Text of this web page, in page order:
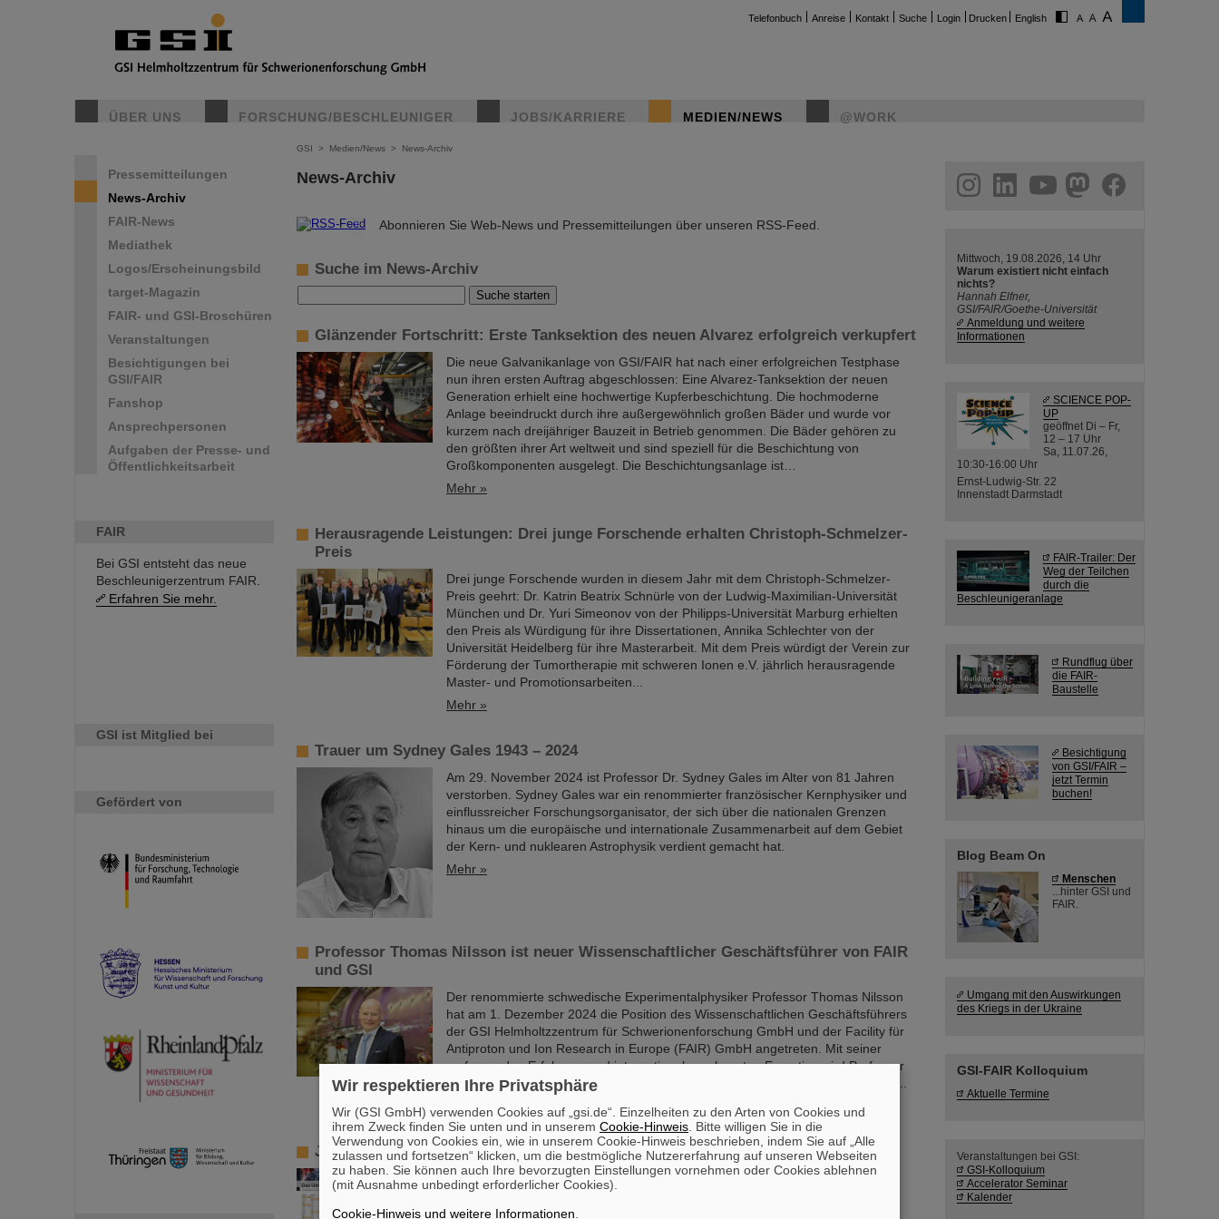
Telefonbuch Anreise Kontakt Suche Login Drucken English
ÜBER UNS FORSCHUNG/BESCHLEUNIGER JOBS/KARRIERE MEDIEN/NEWS @WORK
Pressemitteilungen
News-Archiv
FAIR-News
Mediathek
Logos/Erscheinungsbild
target-Magazin
FAIR- und GSI-Broschüren
Veranstaltungen
Besichtigungen bei
GSI/FAIR
Fanshop
Ansprechpersonen
Aufgaben der Presse- und
Öffentlichkeitsarbeit
FAIR
Bei GSI entsteht das neue
Beschleunigerzentrum FAIR.
Erfahren Sie mehr.
GSI ist Mitglied bei
Gefördert von
GSI > Medien/News > News-Archiv
News-Archiv
© Abonnieren Sie Web-News und Pressemitteilungen über unseren RSS-Feed.
Suche im News-Archiv
Glänzender Fortschritt: Erste Tanksektion des neuen Alvarez erfolgreich verkupfert
Die neue Galvanikanlage von GSI/FAIR hat nach einer erfolgreichen Testphase
nun ihren ersten Auftrag abgeschlossen: Eine Alvarez-Tanksektion der neuen
Generation erhielt eine hochwertige Kupferbeschichtung. Die hochmoderne
Anlage beeindruckt durch ihre außergewöhnlich großen Bäder und wurde vor
kurzem nach dreijähriger Bauzeit in Betrieb genommen. Die Bäder gehören zu
den größten ihrer Art weltweit und sind speziell für die Beschichtung von
Großkomponenten ausgelegt. Die Beschichtungsanlage ist…
Mehr »
Herausragende Leistungen: Drei junge Forschende erhalten Christoph-Schmelzer-
Preis
Drei junge Forschende wurden in diesem Jahr mit dem Christoph-Schmelzer-
Preis geehrt: Dr. Katrin Beatrix Schnürle von der Ludwig-Maximilian-Universität
München und Dr. Yuri Simeonov von der Philipps-Universität Marburg erhielten
den Preis als Würdigung für ihre Dissertationen, Annika Schlechter von der
Universität Heidelberg für ihre Masterarbeit. Mit dem Preis würdigt der Verein zur
Förderung der Tumortherapie mit schweren Ionen e.V. jährlich herausragende
Master- und Promotionsarbeiten...
Mehr »
Trauer um Sydney Gales 1943 – 2024
Am 29. November 2024 ist Professor Dr. Sydney Gales im Alter von 81 Jahren
verstorben. Sydney Gales war ein renommierter französischer Kernphysiker und
einflussreicher Forschungsorganisator, der sich über die nationalen Grenzen
hinaus um die europäische und internationale Zusammenarbeit auf dem Gebiet
der Kern- und nuklearen Astrophysik verdient gemacht hat.
Mehr »
Professor Thomas Nilsson ist neuer Wissenschaftlicher Geschäftsführer von FAIR
und GSI
Der renommierte schwedische Experimentalphysiker Professor Thomas Nilsson
hat am 1. Dezember 2024 die Position des Wissenschaftlichen Geschäftsführers
der GSI Helmholtzzentrum für Schwerionenforschung GmbH und der Facility für
Antiproton und Ion Research in Europe (FAIR) GmbH angetreten. Mit seiner
umfassenden Erfahrung und international anerkannten Expertise wird Professor
Thomas Nilsson die wissenschaftliche Entwicklung der Forschungseinrichtung ...
Mehr »
Jahreskalender von GSI und FAIR ab sofort erhältlich
Der beliebte Jahreskalender von GSI und FAIR ist wieder erhältlich! Der
großformatige DIN-A2-Kalender bietet wie gewohnt eine übersichtliche
Darstellung aller Feiertage und Schulferien sowie ausreichend Platz für
helmholtz.social
facebook
Mittwoch, 19.08.2026, 14 Uhr
Warum existiert nicht einfach
nichts?
Hannah Elfner,
GSI/FAIR/Goethe-Universität
Anmeldung und weitere
Informationen
SCIENCE POP-
UP
geöffnet Di – Fr,
12 – 17 Uhr
Sa, 11.07.26,
10:30-16:00 Uhr
Ernst-Ludwig-Str. 22
Innenstadt Darmstadt
FAIR-Trailer: Der
Weg der Teilchen
durch die
Beschleunigeranlage
Rundflug über
die FAIR-
Baustelle
Besichtigung
von GSI/FAIR –
jetzt Termin
buchen!
Blog Beam On
Menschen
...hinter GSI und
FAIR.
Umgang mit den Auswirkungen
des Kriegs in der Ukraine
GSI-FAIR Kolloquium
Aktuelle Termine
Veranstaltungen bei GSI:
GSI-Kolloquium
Accelerator Seminar
Kalender
Wir respektieren Ihre Privatsphäre
Wir (GSI GmbH) verwenden Cookies auf „gsi.de“. Einzelheiten zu den Arten von Cookies und
ihrem Zweck finden Sie unten und in unserem Cookie-Hinweis . Bitte willigen Sie in die
Verwendung von Cookies ein, wie in unserem Cookie-Hinweis beschrieben, indem Sie auf „Alle
zulassen und fortsetzen“ klicken, um die bestmögliche Nutzererfahrung auf unseren Webseiten
zu haben. Sie können auch Ihre bevorzugten Einstellungen vornehmen oder Cookies ablehnen
(mit Ausnahme unbedingt erforderlicher Cookies).
Cookie-Hinweis und weitere Informationen